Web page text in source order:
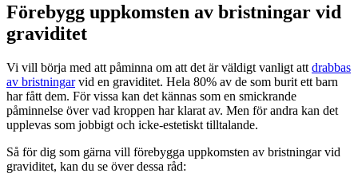
Förebygg uppkomsten av bristningar vid
graviditet
Vi vill börja med att påminna om att det är väldigt vanligt att drabbas
av bristningarvid en graviditet. Hela 80% av de som burit ett barn
har fått dem. För vissa kan det kännas som en smickrande
påminnelse över vad kroppen har klarat av. Men för andra kan det
upplevas som jobbigt och icke-estetiskt tilltalande.
Så för dig som gärna vill förebygga uppkomsten av bristningar vid
graviditet, kan du se över dessa råd: